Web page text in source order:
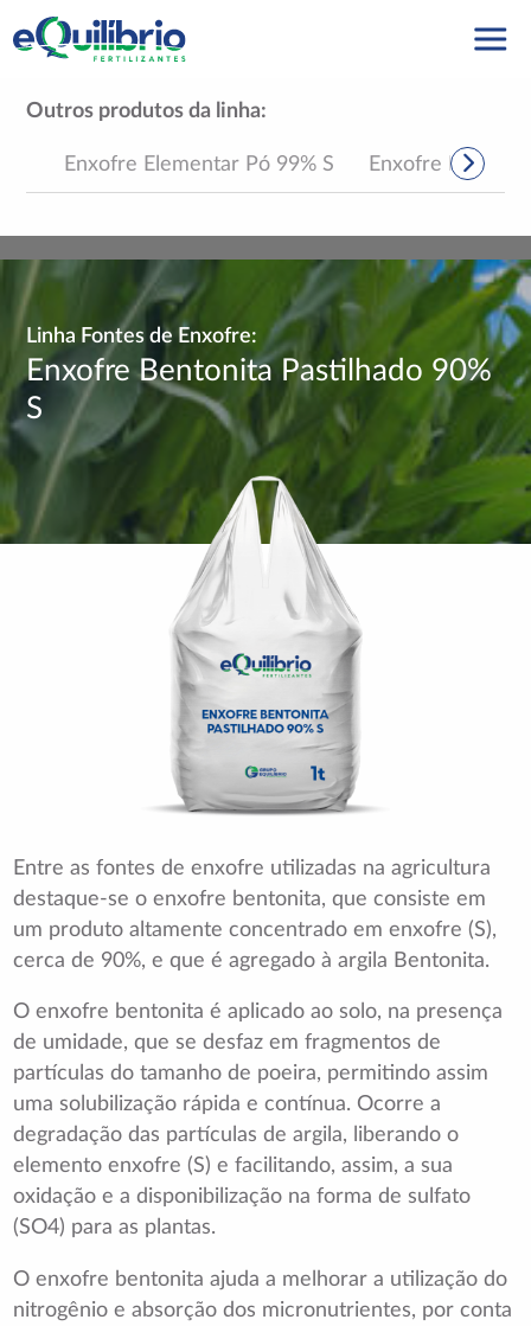
Outros produtos da linha:
Enxofre Elementar Pó 99% S Enxofre
Linha Fontes de Enxofre:
Enxofre Bentonita Pastilhado 90%
S
Entre as fontes de enxofre utilizadas na agricultura
destaque-se o enxofre bentonita, que consiste em
um produto altamente concentrado em enxofre (S),
cerca de 90%, e que é agregado à argila Bentonita.
O enxofre bentonita é aplicado ao solo, na presença
de umidade, que se desfaz em fragmentos de
partículas do tamanho de poeira, permitindo assim
uma solubilização rápida e contínua. Ocorre a
degradação das partículas de argila, liberando o
elemento enxofre (S) e facilitando, assim, a sua
oxidação e a disponibilização na forma de sulfato
(SO4) para as plantas.
O enxofre bentonita ajuda a melhorar a utilização do
nitrogênio e absorção dos micronutrientes, por conta